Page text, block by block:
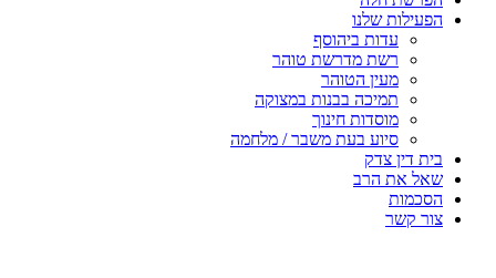
הפעילות שלנו
עדות ביהוסף
רשת מדרשת טוהר
מעין הטוהר
תמיכה בבנות במצוקה
מוסדות חינוך
סיוע בעת משבר / מלחמה
בית דין צדק
שאל את הרב
הסכמות
צור קשר